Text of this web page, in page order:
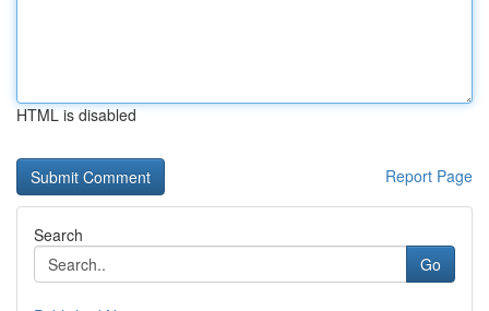
HTML is disabled
Report Page
Search
Go